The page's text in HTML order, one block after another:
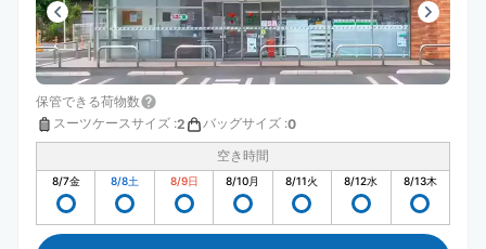
保管できる荷物数
スーツケースサイズ :2 バッグサイズ :0
空き時間
8/7金 8/8土 8/9日 8/10月 8/11火 8/12水 8/13木